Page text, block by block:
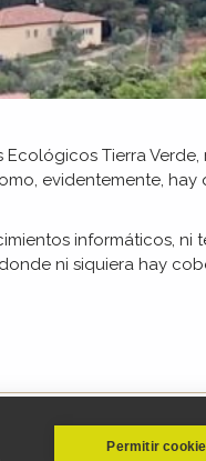
Tierra
evidentemente, hay
informáticos, ni
ni siquiera hay
Permitir